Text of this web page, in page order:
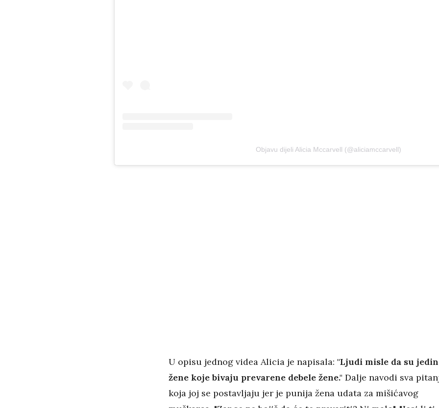
Objavu dijeli Alicia Mccarvell (@aliciamccarvell)
U opisu jednog videa Alicia je napisala: "Ljudi misle da su
žene koje bivaju prevarene debele žene." Dalje navodi sva
koja joj se postavljaju jer je punija žena udata za mišićavog